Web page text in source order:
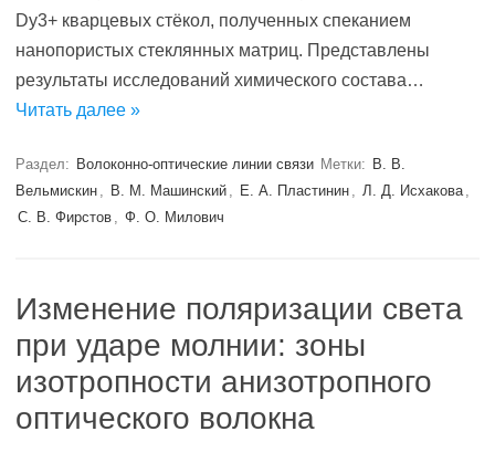
Dy3+ кварцевых стёкол, полученных спеканием
нанопористых стеклянных матриц. Представлены
результаты исследований химического состава…
Читать далее »
Раздел: Волоконно-оптические линии связи Метки: В. В.
Вельмискин , В. М. Машинский , Е. А. Пластинин , Л. Д. Исхакова ,
С. В. Фирстов , Ф. О. Милович
Изменение поляризации света
при ударе молнии: зоны
изотропности анизотропного
оптического волокна